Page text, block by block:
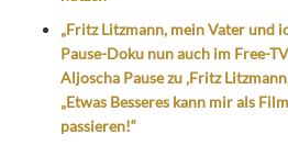
„Fritz Litzmann, mein Vater und
Pause-Doku nun auch im Free-
Aljoscha Pause zu ‚Fritz
„Etwas Besseres kann mir als
passieren!“